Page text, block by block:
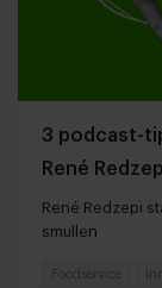
3 podcast-
René
René Redzepi
smullen
Foodservice